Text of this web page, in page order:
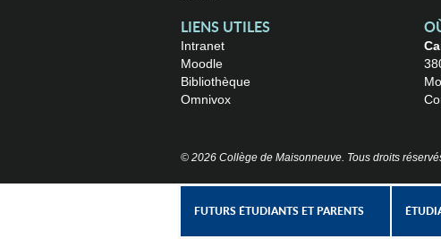
LIENS UTILES
Intranet
Moodle
Bibliothèque
Omnivox
© 2026 Collège de Maisonneuve. Tous droits
FUTURS ÉTUDIANTS ET PARENTS